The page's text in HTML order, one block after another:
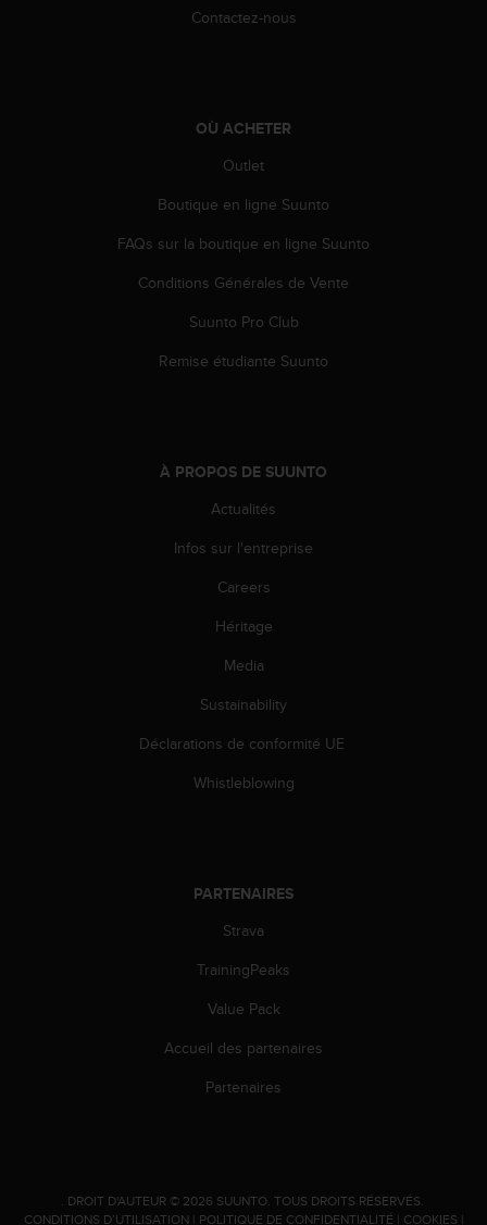
Contactez-nous
OÙ ACHETER
Outlet
Boutique en ligne Suunto
FAQs sur la boutique en ligne Suunto
Conditions Générales de Vente
Suunto Pro Club
Remise étudiante Suunto
À PROPOS DE SUUNTO
Actualités
Infos sur l'entreprise
Careers
Héritage
Media
Sustainability
Déclarations de conformité UE
Whistleblowing
PARTENAIRES
Strava
TrainingPeaks
Value Pack
Accueil des partenaires
Partenaires
. DROIT D'AUTEUR © 2026 SUUNTO. TOUS DROITS RÉSERVÉS.
CONDITIONS D’UTILISATION| POLITIQUE DE CONFIDENTIALITÉ | COOKIES |